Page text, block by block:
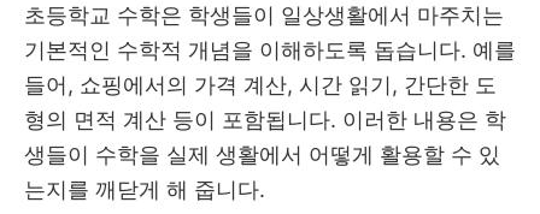
초등학교 수학은 학생들이 일상생활에서 마주치는
기본적인 수학적 개념을 이해하도록 돕습니다. 예를
들어, 쇼핑에서의 가격 계산, 시간 읽기, 간단한 도
형의 면적 계산 등이 포함됩니다. 이러한 내용은 학
생들이 수학을 실제 생활에서 어떻게 활용할 수 있
는지를 깨닫게 해 줍니다.